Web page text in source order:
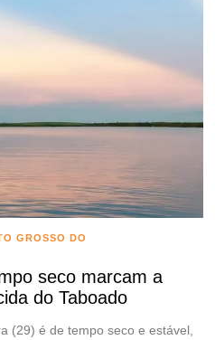
GROSSO DO
seco marcam a
do Taboado
(29) é de tempo seco e estável,